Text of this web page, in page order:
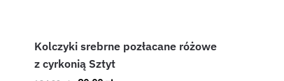
Kolczyki srebrne pozłacane różowe
z cyrkonią Sztyt